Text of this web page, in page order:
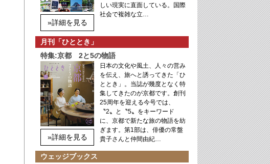
»詳細を見る
しい現実に直面している。国際
社会で複雑な立…
月刊「ひととき」
特集:京都 2と5の物語
»詳細を見る
日本の文化や風土、人々の営み
を伝え、旅へと誘ってきた「ひ
ととき」。当誌が幾度となく特
集してきたのが京都です。創刊
25周年を迎える今号では、
〝2〟と〝5〟をキーワード
に、京都で新たな旅の物語を紡
ぎます。第1部は、俳優の常盤
貴子さんと仲間由紀…
ウェッジブックス